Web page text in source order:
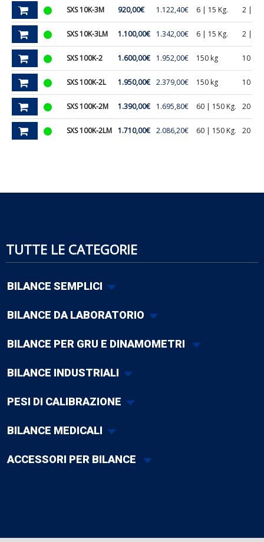
SXS 10K-3M 920,00€ 1.122,40€ 6 | 15 Kg. 2 | 5
SXS 10K-3LM 1.100,00€ 1.342,00€ 6 | 15 Kg. 2 | 5
SXS 100K-2 1.600,00€ 1.952,00€ 150 kg 10 g
SXS 100K-2L 1.950,00€ 2.379,00€ 150 kg 10 g
SXS 100K-2M 1.390,00€ 1.695,80€ 60 | 150 Kg. 20 |
SXS 100K-2LM 1.710,00€ 2.086,20€ 60 | 150 Kg. 20 |
TUTTE LE CATEGORIE
BILANCE SEMPLICI
BILANCE DA LABORATORIO
BILANCE PER GRU E DINAMOMETRI
BILANCE INDUSTRIALI
PESI DI CALIBRAZIONE
BILANCE MEDICALI
ACCESSORI PER BILANCE